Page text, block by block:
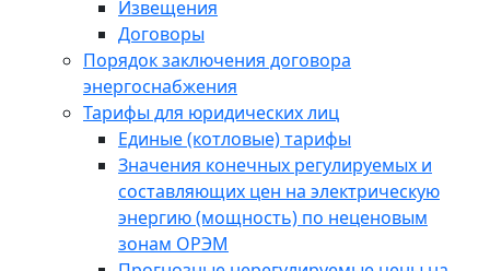
Извещения
Договоры
Порядок заключения договора
энергоснабжения
Тарифы для юридических лиц
Единые (котловые) тарифы
Значения конечных регулируемых и
составляющих цен на электрическую
энергию (мощность) по неценовым
зонам ОРЭМ